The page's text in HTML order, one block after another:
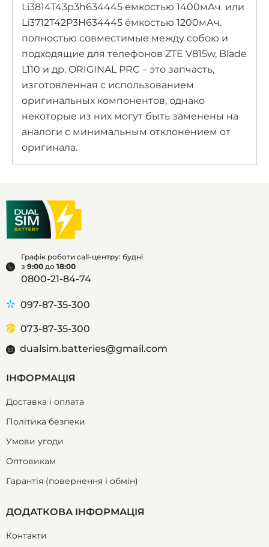
Li3814T43p3h634445 ёмкостью 1400мАч. или
Li3712T42P3H634445 ёмкостью 1200мАч.
полностью совместимые между собою и
подходящие для телефонов ZTE V815w, Blade
L110 и др. ORIGINAL PRC – это запчасть,
изготовленная с использованием
оригинальных компонентов, однако
некоторые из них могут быть заменены на
аналоги с минимальным отклонением от
оригинала.
Графік роботи call-центру: будні
з 9:00 до 18:00
0800-21-84-74
097-87-35-300
073-87-35-300
dualsim.batteries@gmail.com
ІНФОРМАЦІЯ
Доставка і оплата
Політика безпеки
Умови угоди
Оптовикам
Гарантія (повернення і обмін)
ДОДАТКОВА ІНФОРМАЦІЯ
Контакти